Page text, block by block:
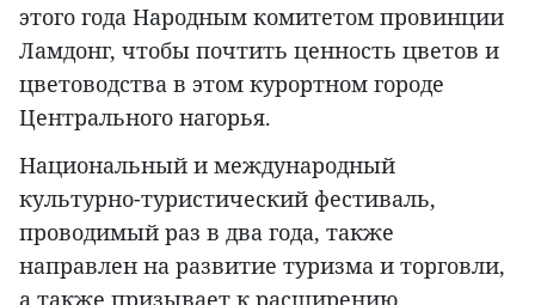
этого года Народным комитетом провинции
Ламдонг, чтобы почтить ценность цветов и
цветоводства в этом курортном городе
Центрального нагорья.
Национальный и международный
культурно-туристический фестиваль,
проводимый раз в два года, также
направлен на развитие туризма и торговли,